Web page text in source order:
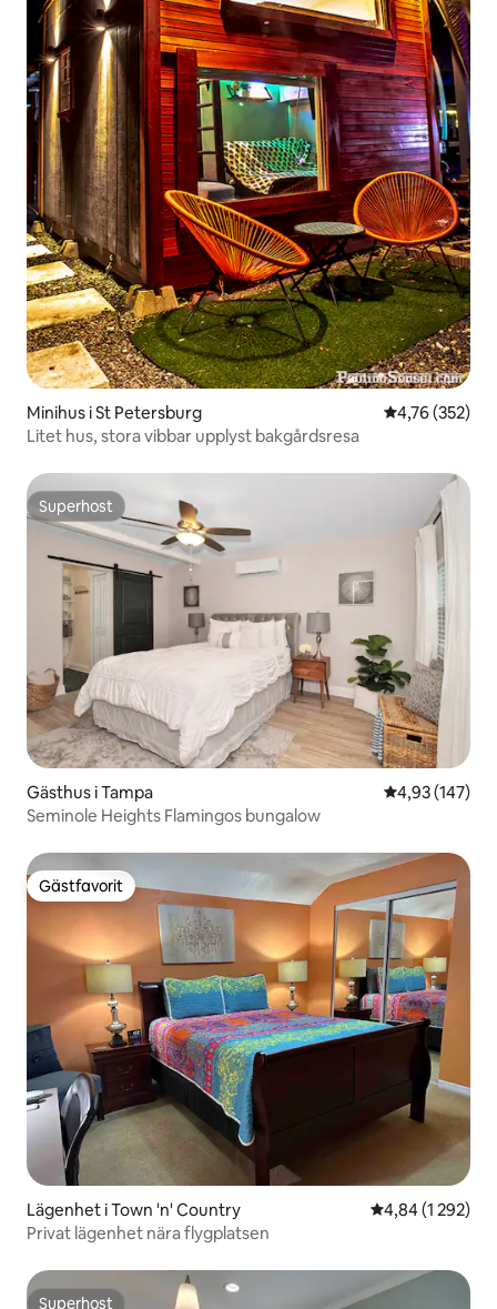
Minihus i St Petersburg 4,76 av 5 i
4,76 (352)
Litet hus, stora vibbar upplyst bakgårdsresa
Superhost
Superhost
Gästhus i Tampa 4,93 av 5 i
4,93 (147)
Seminole Heights Flamingos bungalow
Gästfavorit
Gästfavorit
Lägenhet i Town 'n' Country 4,84 av 5 i
4,84 (1 292)
Privat lägenhet nära flygplatsen
Superhost